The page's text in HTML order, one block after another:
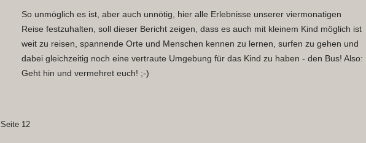
So unmöglich es ist, aber auch unnötig, hier alle Erlebnisse unserer viermonatigen
Reise festzuhalten, soll dieser Bericht zeigen, dass es auch mit kleinem Kind möglich ist
weit zu reisen, spannende Orte und Menschen kennen zu lernen, surfen zu gehen und
dabei gleichzeitig noch eine vertraute Umgebung für das Kind zu haben - den Bus! Also:
Geht hin und vermehret euch! ;-)
Seite 12